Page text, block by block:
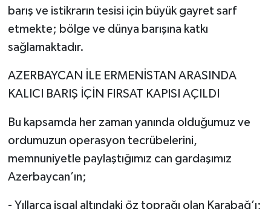
barış ve istikrarın tesisi için büyük gayret sarf
etmekte; bölge ve dünya barışına katkı
sağlamaktadır.
AZERBAYCAN İLE ERMENİSTAN ARASINDA
KALICI BARIŞ İÇİN FIRSAT KAPISI AÇILDI
Bu kapsamda her zaman yanında olduğumuz ve
ordumuzun operasyon tecrübelerini,
memnuniyetle paylaştığımız can gardaşımız
Azerbaycan’ın;
- Yıllarca işgal altındaki öz toprağı olan Karabağ’ı;